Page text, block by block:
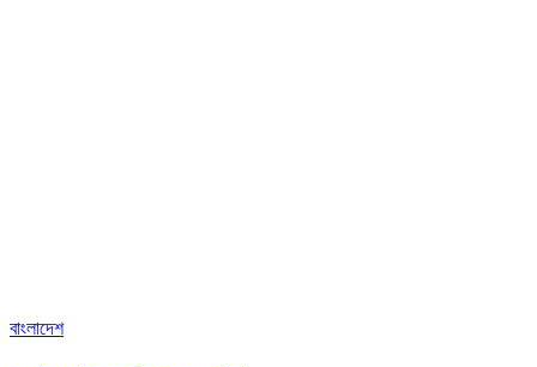
বাংলাদেশ